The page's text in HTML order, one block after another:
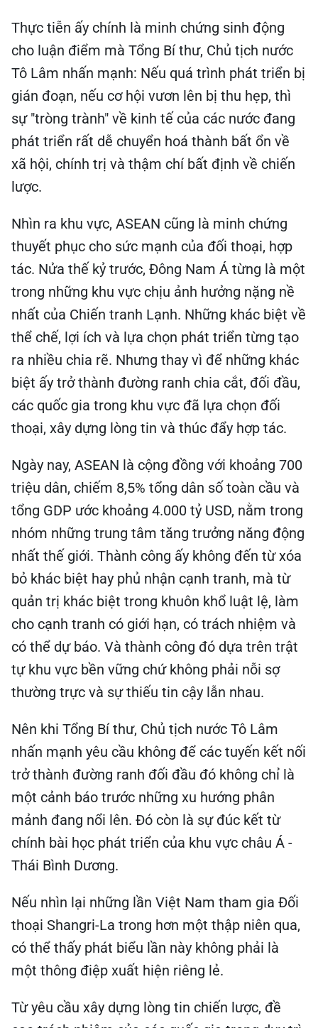
Thực tiễn ấy chính là minh chứng sinh động
cho luận điểm mà Tổng Bí thư, Chủ tịch nước
Tô Lâm nhấn mạnh: Nếu quá trình phát triển bị
gián đoạn, nếu cơ hội vươn lên bị thu hẹp, thì
sự "tròng trành" về kinh tế của các nước đang
phát triển rất dễ chuyển hoá thành bất ổn về
xã hội, chính trị và thậm chí bất định về chiến
lược.
Nhìn ra khu vực, ASEAN cũng là minh chứng
thuyết phục cho sức mạnh của đối thoại, hợp
tác. Nửa thế kỷ trước, Đông Nam Á từng là một
trong những khu vực chịu ảnh hưởng nặng nề
nhất của Chiến tranh Lạnh. Những khác biệt về
thể chế, lợi ích và lựa chọn phát triển từng tạo
ra nhiều chia rẽ. Nhưng thay vì để những khác
biệt ấy trở thành đường ranh chia cắt, đối đầu,
các quốc gia trong khu vực đã lựa chọn đối
thoại, xây dựng lòng tin và thúc đẩy hợp tác.
Ngày nay, ASEAN là cộng đồng với khoảng 700
triệu dân, chiếm 8,5% tổng dân số toàn cầu và
tổng GDP ước khoảng 4.000 tỷ USD, nằm trong
nhóm những trung tâm tăng trưởng năng động
nhất thế giới. Thành công ấy không đến từ xóa
bỏ khác biệt hay phủ nhận cạnh tranh, mà từ
quản trị khác biệt trong khuôn khổ luật lệ, làm
cho cạnh tranh có giới hạn, có trách nhiệm và
có thể dự báo. Và thành công đó dựa trên trật
tự khu vực bền vững chứ không phải nỗi sợ
thường trực và sự thiếu tin cậy lẫn nhau.
Nên khi Tổng Bí thư, Chủ tịch nước Tô Lâm
nhấn mạnh yêu cầu không để các tuyến kết nối
trở thành đường ranh đối đầu đó không chỉ là
một cảnh báo trước những xu hướng phân
mảnh đang nổi lên. Đó còn là sự đúc kết từ
chính bài học phát triển của khu vực châu Á -
Thái Bình Dương.
Nếu nhìn lại những lần Việt Nam tham gia Đối
thoại Shangri-La trong hơn một thập niên qua,
có thể thấy phát biểu lần này không phải là
một thông điệp xuất hiện riêng lẻ.
Từ yêu cầu xây dựng lòng tin chiến lược, đề